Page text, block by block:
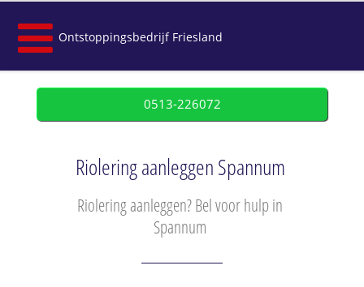
Ontstoppingsbedrijf Friesland
0513-226072
Riolering aanleggen Spannum
Riolering aanleggen? Bel voor hulp in
Spannum